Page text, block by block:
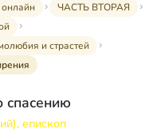
онлайн
ЧАСТЬ ВТОРАЯ
и страстей
спасению
епископ